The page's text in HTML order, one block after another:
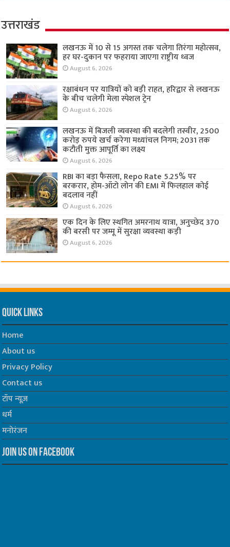
उत्तराखंड
लखनऊ में 10 से 15 अगस्त तक चलेगा तिरंगा महोत्सव,
हर घर-दुकान पर फहराया जाएगा राष्ट्रीय ध्वज
August 6, 2026
रक्षाबंधन पर यात्रियों को बड़ी राहत, हरिद्वार से लखनऊ
के बीच चलेगी मेला स्पेशल ट्रेन
August 6, 2026
लखनऊ में बिजली व्यवस्था की बदलेगी तस्वीर, 2500
करोड़ रुपये खर्च करेगा मध्यांचल निगम; 2031 तक
कटौती मुक्त आपूर्ति का लक्ष्य
August 6, 2026
RBI का बड़ा फैसला, Repo Rate 5.25% पर
बरकरार, होम-ऑटो लोन की EMI में फिलहाल कोई
बदलाव नहीं
August 6, 2026
एक दिन के लिए स्थगित अमरनाथ यात्रा, अनुच्छेद 370
की बरसी पर जम्मू में सुरक्षा व्यवस्था कड़ी
August 6, 2026
Quick Links
Home
About us
Privacy Policy
Contact us
टॉप न्यूज़
धर्म
मनोरंजन
Join us on Facebook